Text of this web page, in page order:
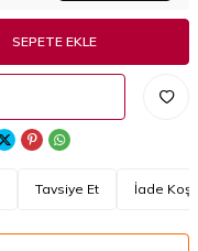
SEPETE EKLE
Tavsiye Et İade